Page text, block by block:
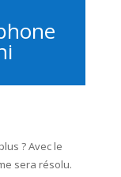
? Avec le
sera résolu.